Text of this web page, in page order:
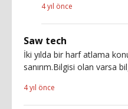
4 yıl önce
Saw tech
İki yılda bir harf atlama
sanırım.Bilgisi olan varsa
4 yıl önce